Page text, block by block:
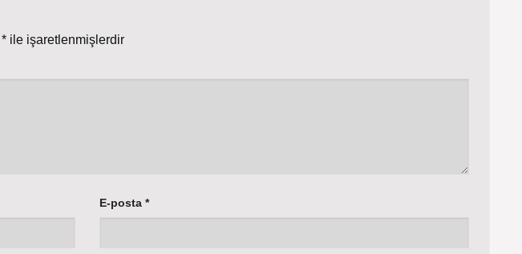
* ile işaretlenmişlerdir
E-posta*